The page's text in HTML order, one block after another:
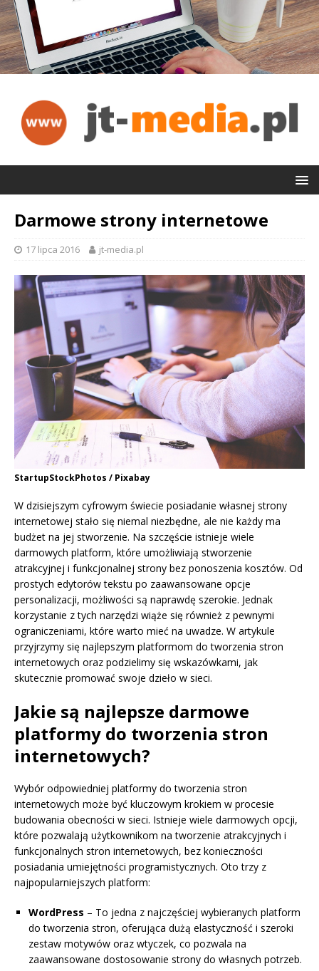
Darmowe strony internetowe
17 lipca 2016 jt-media.pl
StartupStockPhotos / Pixabay
W dzisiejszym cyfrowym świecie posiadanie własnej strony
internetowej stało się niemal niezbędne, ale nie każdy ma
budżet na jej stworzenie. Na szczęście istnieje wiele
darmowych platform, które umożliwiają stworzenie
atrakcyjnej i funkcjonalnej strony bez ponoszenia kosztów. Od
prostych edytorów tekstu po zaawansowane opcje
personalizacji, możliwości są naprawdę szerokie. Jednak
korzystanie z tych narzędzi wiąże się również z pewnymi
ograniczeniami, które warto mieć na uwadze. W artykule
przyjrzymy się najlepszym platformom do tworzenia stron
internetowych oraz podzielimy się wskazówkami, jak
skutecznie promować swoje dzieło w sieci.
Jakie są najlepsze darmowe
platformy do tworzenia stron
internetowych?
Wybór odpowiedniej platformy do tworzenia stron
internetowych może być kluczowym krokiem w procesie
budowania obecności w sieci. Istnieje wiele darmowych opcji,
które pozwalają użytkownikom na tworzenie atrakcyjnych i
funkcjonalnych stron internetowych, bez konieczności
posiadania umiejętności programistycznych. Oto trzy z
najpopularniejszych platform:
WordPress – To jedna z najczęściej wybieranych platform
do tworzenia stron, oferująca dużą elastyczność i szeroki
zestaw motywów oraz wtyczek, co pozwala na
zaawansowane dostosowanie strony do własnych potrzeb.